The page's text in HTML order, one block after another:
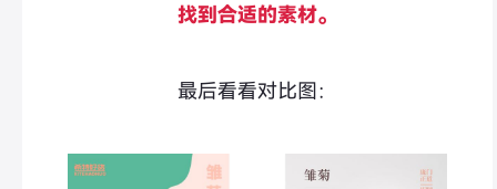
找到合适的素材。
最后看看对比图：